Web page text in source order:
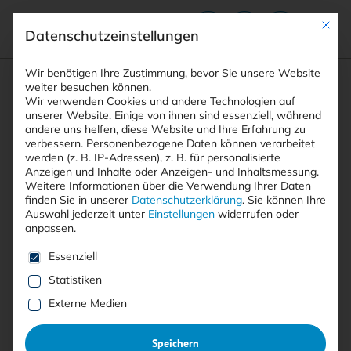
Suchfeld
Suchen
Breadcrumb-Navigation
STARTSEITE
ARTIKEL
DER 3CX-SUPPLY-CHAIN-ANGRIFF UND WAS WIR …
Inhaltsverzeichnis
Mit <kes>+ lesen
Der 3CX-Supply-Chain-Angriff
Mit
Datenschutzeinstellungen
Wir benötigen Ihre Zustimmung, bevor Sie unsere Website
weiter besuchen können.
Wir verwenden Cookies und andere Technologien auf
unserer Website. Einige von ihnen sind essenziell, während
andere uns helfen, diese Website und Ihre Erfahrung zu
verbessern. Personenbezogene Daten können verarbeitet
werden (z. B. IP-Adressen), z. B. für personalisierte
Anzeigen und Inhalte oder Anzeigen- und Inhaltsmessung.
Weitere Informationen über die Verwendung Ihrer Daten
finden Sie in unserer Datenschutzerklärung. Sie können Ihre
Auswahl jederzeit unter Einstellungen widerrufen oder
anpassen.
Es folgt eine Liste der Service-Gruppen, für die eine
Essenziell
Statistiken
Externe Medien
Speichern